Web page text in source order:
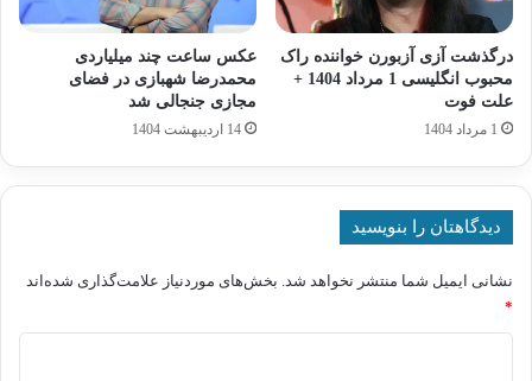
درگذشت آزی آزبورن خواننده راک
محبوب انگلیسی 1 مرداد 1404 +
علت فوت
1 مرداد 1404
عکس ساعت چند میلیاردی
محمدرضا شهبازی در فضای
مجازی جنجالی شد
14 اردیبهشت 1404
دیدگاهتان را بنویسید
نشانی ایمیل شما منتشر نخواهد شد. بخش‌های موردنیاز علامت‌گذاری شده‌اند
*